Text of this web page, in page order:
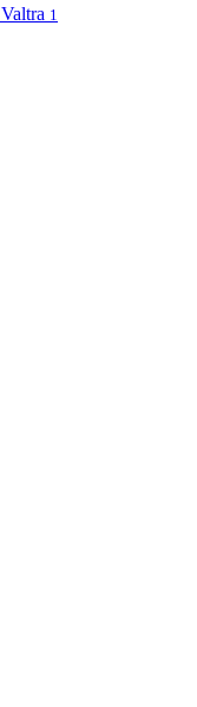
Valtra 1